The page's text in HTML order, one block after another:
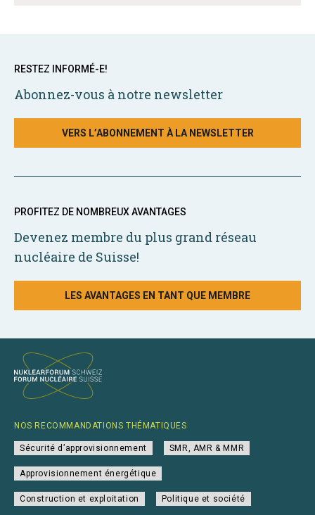
RESTEZ INFORMÉ-E!
Abonnez-vous à notre newsletter
VERS L’ABONNEMENT À LA NEWSLETTER
PROFITEZ DE NOMBREUX AVANTAGES
Devenez membre du plus grand réseau
nucléaire de Suisse!
LES AVANTAGES EN TANT QUE MEMBRE
NOS RECOMMANDATIONS THÉMATIQUES
Sécurité d’approvisionnement SMR, AMR & MMR
Approvisionnement énergétique
Construction et exploitation Politique et société